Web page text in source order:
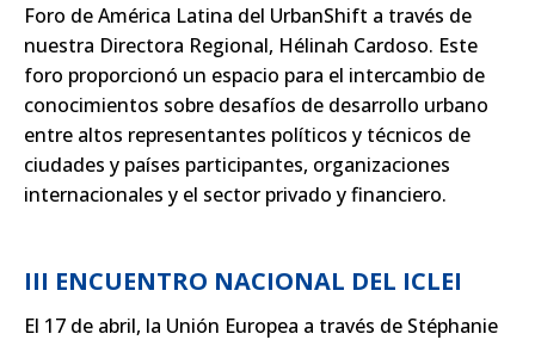
Foro de América Latina del UrbanShift a través de
nuestra Directora Regional, Hélinah Cardoso. Este
foro proporcionó un espacio para el intercambio de
conocimientos sobre desafíos de desarrollo urbano
entre altos representantes políticos y técnicos de
ciudades y países participantes, organizaciones
internacionales y el sector privado y financiero.
III ENCUENTRO NACIONAL DEL ICLEI
El 17 de abril, la Unión Europea a través de Stéphanie